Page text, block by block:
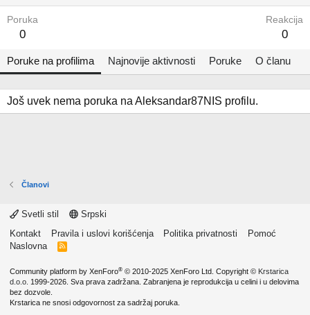
Poruka
0
Reakcija
0
Poruke na profilima Najnovije aktivnosti Poruke O članu
Još uvek nema poruka na Aleksandar87NIS profilu.
Članovi
Svetli stil
Srpski
Kontakt
Pravila i uslovi korišćenja Politika privatnosti
Pomoć
Naslovna
R
Community platform by XenForo® © 2010-2025 XenForo Ltd. Copyright © Krstarica
d.o.o. 1999-2026. Sva prava zadržana. Zabranjena je reprodukcija u celini i u delovima
bez dozvole.
Krstarica ne snosi odgovornost za sadržaj poruka.